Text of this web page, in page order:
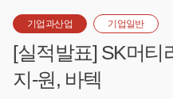
기업과산업 기업일반
[실적발표] SK머티
지-원, 바텍